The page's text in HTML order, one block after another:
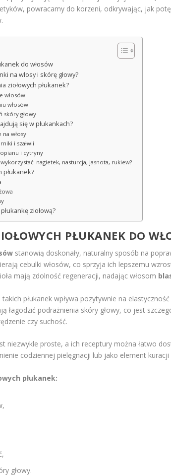
powracamy do korzeni, odkrywając, jak
do włosów
na włosy i skórę głowy?
ziołowych płukanek?
włosów
włosów
skóry głowy
się w płukankach?
na włosy
i szałwii
i cytryny
nagietek, nasturcja, jasnota, rukiew?
płukanek?
ziołową?
PŁUKANEK DO
stanowią doskonały, naturalny sposób na
cebulki włosów, co sprzyja ich lepszemu
mają zdolność regeneracji, nadając włosom
płukanek wpływa pozytywnie na
łagodzić podrażnienia skóry głowy, co jest
czy suchość.
niezwykle proste, a ich receptury można łatwo
codziennej pielęgnacji lub jako element kuracji
płukanek:
głowy.